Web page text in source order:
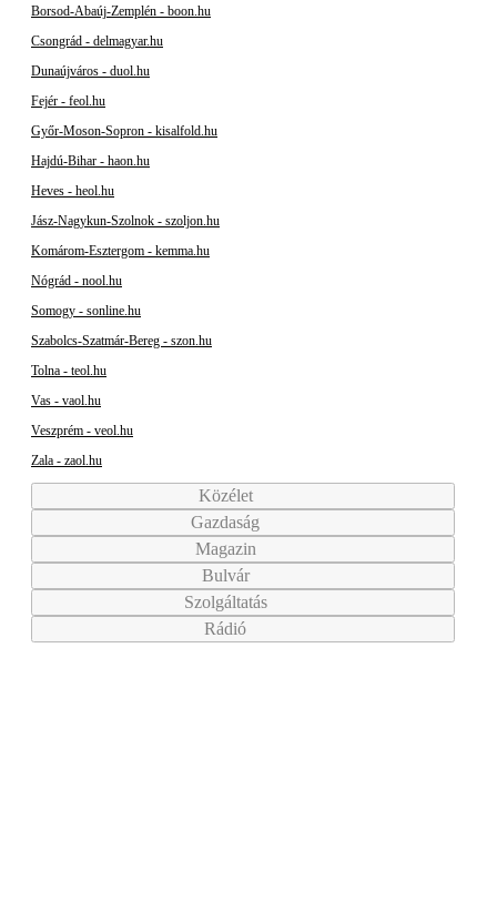
Borsod-Abaúj-Zemplén - boon.hu
Csongrád - delmagyar.hu
Dunaújváros - duol.hu
Fejér - feol.hu
Győr-Moson-Sopron - kisalfold.hu
Hajdú-Bihar - haon.hu
Heves - heol.hu
Jász-Nagykun-Szolnok - szoljon.hu
Komárom-Esztergom - kemma.hu
Nógrád - nool.hu
Somogy - sonline.hu
Szabolcs-Szatmár-Bereg - szon.hu
Tolna - teol.hu
Vas - vaol.hu
Veszprém - veol.hu
Zala - zaol.hu
Közélet
Gazdaság
Magazin
Bulvár
Szolgáltatás
Rádió